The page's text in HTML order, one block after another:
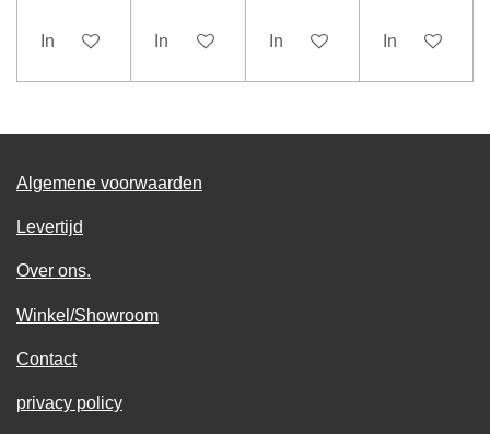
In winkelwagenIn winkelwagenIn winkelwagenIn
Algemene voorwaarden
Levertijd
Over ons.
Winkel/Showroom
Contact
privacy policy